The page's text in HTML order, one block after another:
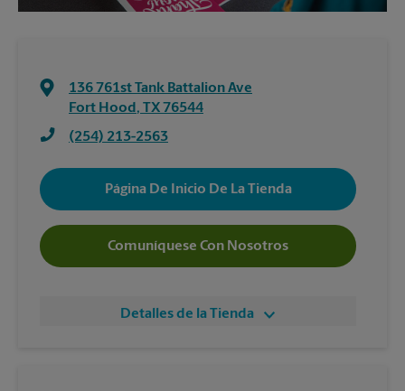
136 761st Tank Battalion Ave
Fort Hood, TX 76544
(254) 213-2563
Página De Inicio De La Tienda
Comuníquese Con Nosotros
Detalles de la Tienda